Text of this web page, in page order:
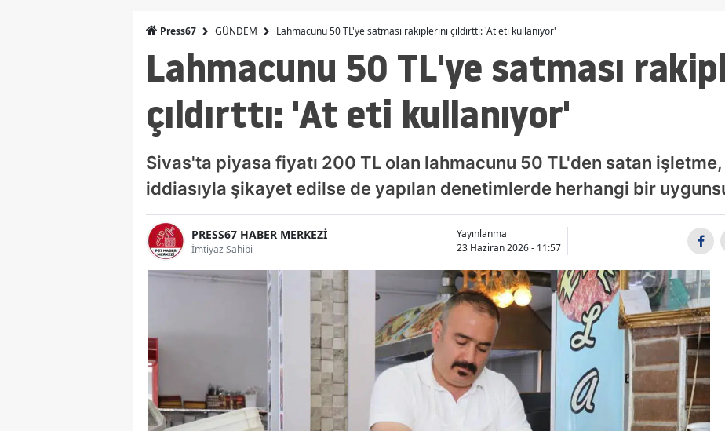
Press67 GÜNDEM Lahmacunu 50 TL'ye satması rakiplerini çıldırttı: 'At eti kullanıyor'
Lahmacunu 50 TL'ye satması
çıldırttı: 'At eti kullanıyor'
Sivas'ta piyasa fiyatı 200 TL olan lahmacunu 50 TL'den satan işletme,
iddiasıyla şikayet edilse de yapılan denetimlerde herhangi bir
PRESS67 HABER MERKEZİ
İmtiyaz Sahibi
Yayınlanma
23 Haziran 2026 - 11:57